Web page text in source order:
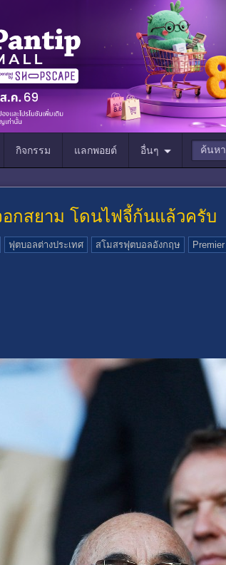
กิจกรรม แลกพอยต์ อื่นๆ
อกสยาม โดนไฟจี้ก้นแล้วครับ
ฟุตบอลต่างประเทศ สโมสรฟุตบอลอังกฤษ